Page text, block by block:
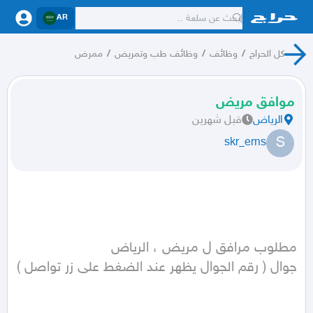
AR
كل الحراج / وظائف / وظائف طب وتمريض / ممرض
موافق مريض
الرياض قبل شهرين
S
skr_ems
جوال ( رقم الجوال يظهر عند الضغط على زر تواصل )